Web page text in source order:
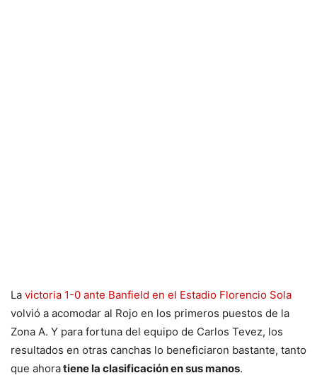
La victoria 1-0 ante Banfield en el Estadio Florencio Sola
volvió a acomodar al Rojo en los primeros puestos de la
Zona A. Y para fortuna del equipo de Carlos Tevez, los
resultados en otras canchas lo beneficiaron bastante, tanto
que ahoratiene la clasificación en sus manos.